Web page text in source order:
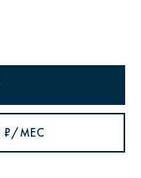
₽/МЕС